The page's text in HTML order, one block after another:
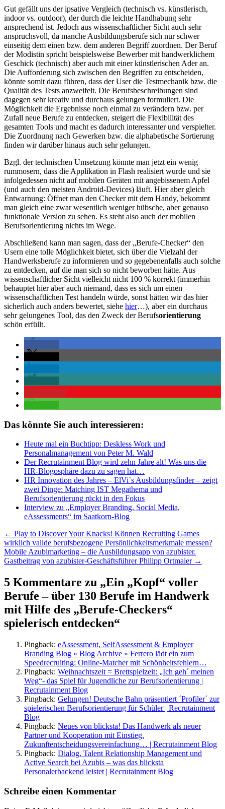
Gut gefällt uns der ipsative Vergleich (technisch vs. künstlerisch,
indoor vs. outdoor), der durch die leichte Handhabung sehr
ansprechend ist. Jedoch aus wissenschaftlicher Sicht auch sehr
anspruchsvoll, da manche Ausbildungsberufe sich nur schwer
einseitig dem einen bzw. dem anderen Begriff zuordnen. Der Beruf
der Modistin spricht beispielsweise Bewerber mit handwerklichem
Geschick (technisch) aber auch mit einer künstlerischen Ader an.
Die Aufforderung sich zwischen den Begriffen zu entscheiden,
könnte somit dazu führen, dass der User die Testmechanik bzw. die
Qualität des Tests anzweifelt. Die Berufsbeschreibungen sind
dagegen sehr kreativ und durchaus gelungen formuliert. Die
Möglichkeit die Ergebnisse noch einmal zu verändern bzw. per
Zufall neue Berufe zu entdecken, steigert die Flexibilität des
gesamten Tools und macht es dadurch interessanter und verspielter.
Die Zuordnung nach Gewerken bzw. die alphabetische Sortierung
finden wir darüber hinaus auch sehr gelungen.
Bzgl. der technischen Umsetzung könnte man jetzt ein wenig
rummosern, dass die Applikation in Flash realisiert wurde und sie
infolgedessen nicht auf mobilen Geräten mit angebissenem Apfel
(und auch den meisten Android-Devices) läuft. Hier aber gleich
Entwarnung: Öffnet man den Checker mit dem Handy, bekommt
man gleich eine zwar wesentlich weniger hübsche, aber genauso
funktionale Version zu sehen. Es steht also auch der mobilen
Berufsorientierung nichts im Wege.
Abschließend kann man sagen, dass der „Berufe-Checker“ den
Usern eine tolle Möglichkeit bietet, sich über die Vielzahl der
Handwerksberufe zu informieren und so gegebenenfalls auch solche
zu entdecken, auf die man sich so nicht beworben hätte. Aus
wissenschaftlicher Sicht vielleicht nicht 100 % korrekt (immerhin
behauptet hier aber auch niemand, dass es sich um einen
wissenschaftlichen Test handeln würde, sonst hätten wir das hier
sicherlich auch anders bewertet, siehe hier…), aber ein durchaus
sehr gelungenes Tool, das den Zweck der Berufsorientierung
schön erfüllt.
Das könnte Sie auch interessieren:
Heute mal ein Buchtipp: Deskless Work und
Personalmanagement von Peter M. Wald
Der Recrutainment Blog wird zehn Jahre alt! Was uns die
HR-Blogosphäre dazu zu sagen hat…
HR Innovation des Jahres – ElVi`s Ausbildungsfinder – zeigt
zwei Dinge: Matching IST Megathema und
Berufsorientierung rückt in den Fokus
Interview zu „Employer Branding, Social Media,
eAssessments“ im Saatkorn-Blog
Beitragsnavigation
← Play to Discover Your Knacks! Können Recruiting Games
wirklich valide berufsbezogene Persönlichkeitsmerkmale messen?
Mobile Azubimarketing – die Ausbildungsapp von azubister.
Gastbeitrag von azubister-Geschäftsführer Philipp Ortmaier →
5 Kommentare zu „Ein „Kopf“ voller
Berufe – über 130 Berufe im Handwerk
mit Hilfe des „Berufe-Checkers“
spielerisch entdecken“
Pingback: eAssessment, SelfAssessment & Employer
Branding Blog » Blog Archive » Ferrero lädt ein zum
Speedrecruiting: Online-Matcher mit Schönheitsfehlern…
Pingback: Weihnachtszeit = Brettspielzeit: „Ich geh´ meinen
Weg“- das Spiel für Jugendliche zur Berufsorientierung |
Recrutainment Blog
Pingback: Gelungen! Deutsche Bahn präsentiert ´Profiler´ zur
spielerischen Berufsorientierung für Schüler | Recrutainment
Blog
Pingback: Neues von blicksta! Das Handwerk als neuer
Partner und Kooperation mit Einstieg.
Zukunftentscheidungsvereinfachung… | Recrutainment Blog
Pingback: Dialog, Talent Relationship Management und
Active Search bei Azubis – was das blicksta
Personalerbackend leistet | Recrutainment Blog
Schreibe einen Kommentar